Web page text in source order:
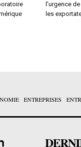
l’urgence
les
ENTREPRISES